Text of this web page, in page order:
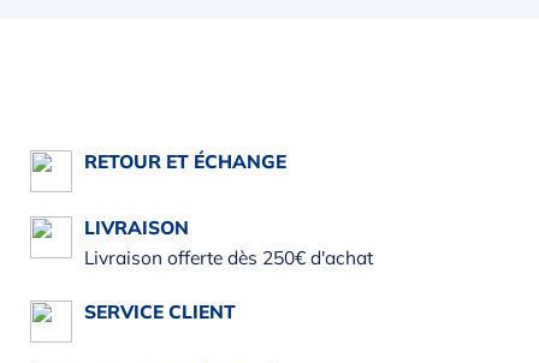
RETOUR ET ÉCHANGE
LIVRAISON
Livraison offerte dès 250€ d'achat
SERVICE CLIENT